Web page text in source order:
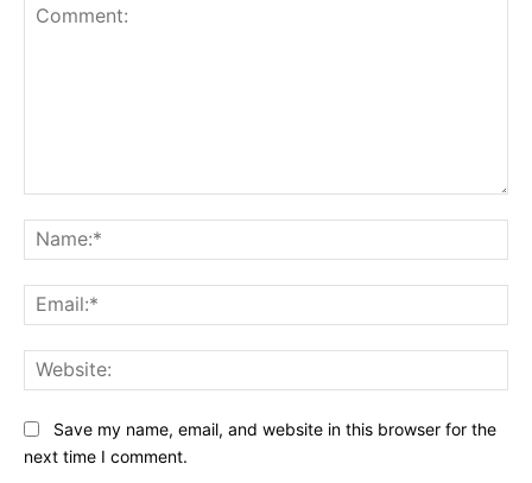
Save my name, email, and website in this browser for the
next time I comment.